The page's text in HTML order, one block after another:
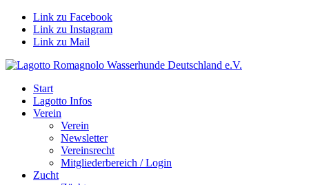
Link zu Facebook
Link zu Instagram
Link zu Mail
Start
Lagotto Infos
Verein
Verein
Newsletter
Vereinsrecht
Mitgliederbereich / Login
Zucht